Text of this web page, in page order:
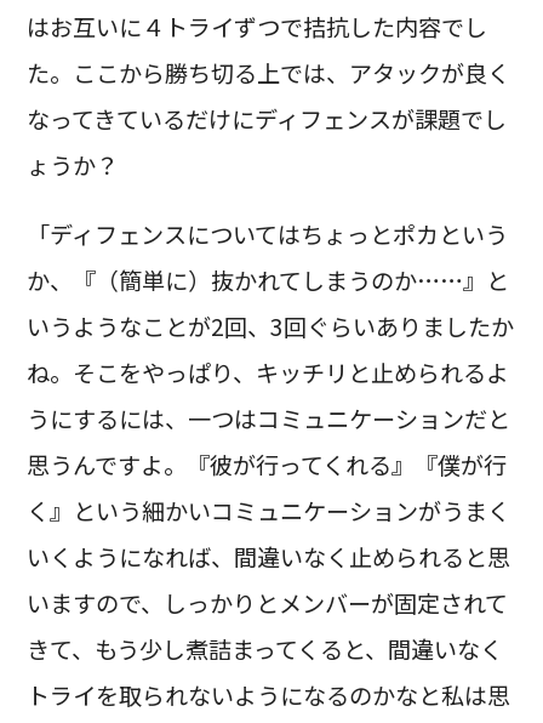
はお互いに４トライずつで拮抗した内容でし
た。ここから勝ち切る上では、アタックが良く
なってきているだけにディフェンスが課題でし
ょうか？
「ディフェンスについてはちょっとポカという
か、『（簡単に）抜かれてしまうのか……』と
いうようなことが2回、3回ぐらいありましたか
ね。そこをやっぱり、キッチリと止められるよ
うにするには、一つはコミュニケーションだと
思うんですよ。『彼が行ってくれる』『僕が行
く』という細かいコミュニケーションがうまく
いくようになれば、間違いなく止められると思
いますので、しっかりとメンバーが固定されて
きて、もう少し煮詰まってくると、間違いなく
トライを取られないようになるのかなと私は思